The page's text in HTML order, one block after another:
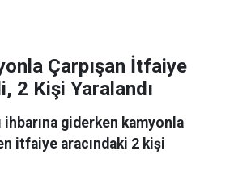
Çarpışan İtfaiye
2 Kişi Yaralandı
ihbarına giderken kamyonla
itfaiye aracındaki 2 kişi